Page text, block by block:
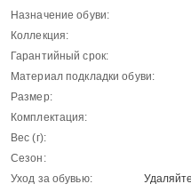
Назначение обуви:
Коллекция:
Гарантийный срок:
Материал подкладки обуви:
Размер:
Комплектация:
Вес (г):
Сезон:
Уход за обувью: